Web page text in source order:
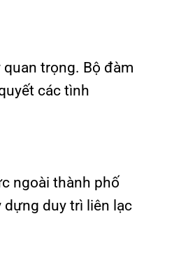
trọng. Bộ đàm
các tình
ngoài thành phố
dựng duy trì liên lạc